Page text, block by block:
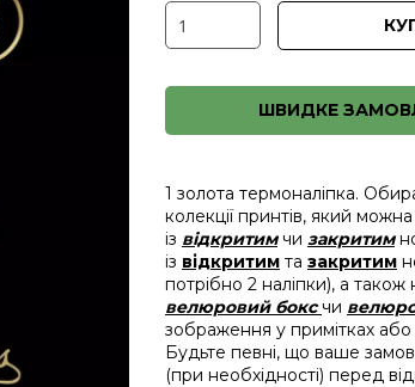
ШВИДКЕ
1 золота термоналіпка.
колекції принтів, який
із відкритимчи закритим
із відкритим та закритим
потрібно 2 наліпки), а також
велюровий бокс чи
зображення у примітках
Будьте певні, що ваше
(при необхідності) перед